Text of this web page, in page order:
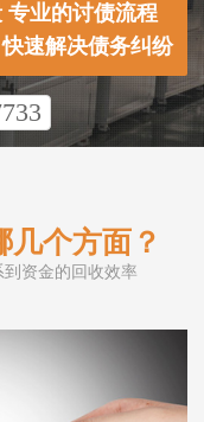
专业的讨债流程
速解决债务纠纷
个方面？
资金的回收效率